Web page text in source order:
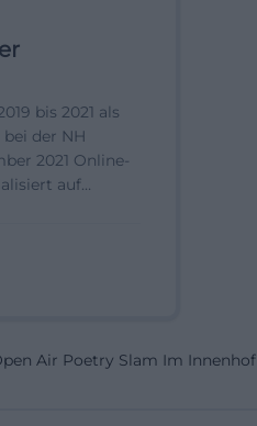
bis 2021 als
der NH
2021 Online-
auf
Air Poetry Slam Im Innenhof